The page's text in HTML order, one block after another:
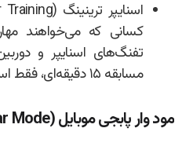
کسانی که می‌خواهند
تفنگ‌های اسنایپر و
مسابقه ۱۵ دقیقه‌ای، فقط اسنایپر و کلت پیدا می‌شود.
مود وار پابجی موبایل (War Mode)